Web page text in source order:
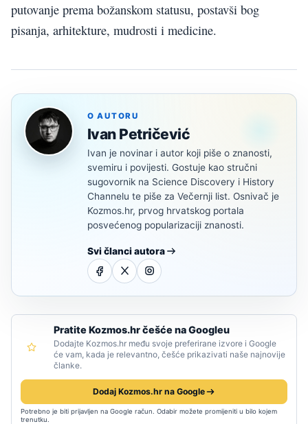
putovanje prema božanskom statusu, postavši bog
pisanja, arhitekture, mudrosti i medicine.
O AUTORU
Ivan Petričević
Ivan je novinar i autor koji piše o znanosti,
svemiru i povijesti. Gostuje kao stručni
sugovornik na Science Discovery i History
Channelu te piše za Večernji list. Osnivač je
Kozmos.hr, prvog hrvatskog portala
posvećenog popularizaciji znanosti.
Svi članci autora
Pratite Kozmos.hr češće na Googleu
Dodajte Kozmos.hr među svoje preferirane izvore i Google
će vam, kada je relevantno, češće prikazivati naše najnovije
članke.
Dodaj Kozmos.hr na Google
Potrebno je biti prijavljen na Google račun. Odabir možete promijeniti u bilo kojem
trenutku.